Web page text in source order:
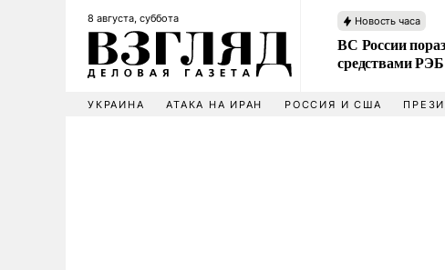
8 августа, суббота Новость часа
ВС России
средствами
УКРАИНА АТАКА НА ИРАН РОССИЯ И США